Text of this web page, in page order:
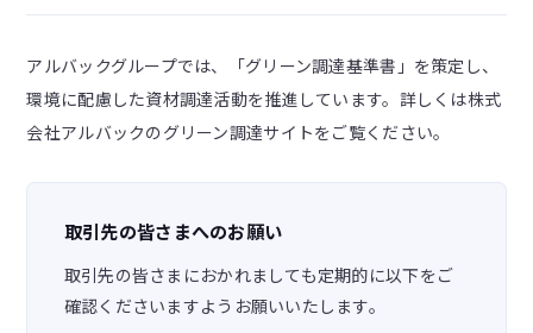
アルバックグループでは、「グリーン調達基準書」を策定し、
環境に配慮した資材調達活動を推進しています。詳しくは株式
会社アルバックのグリーン調達サイトをご覧ください。
取引先の皆さまへのお願い
取引先の皆さまにおかれましても定期的に以下をご
確認くださいますようお願いいたします。